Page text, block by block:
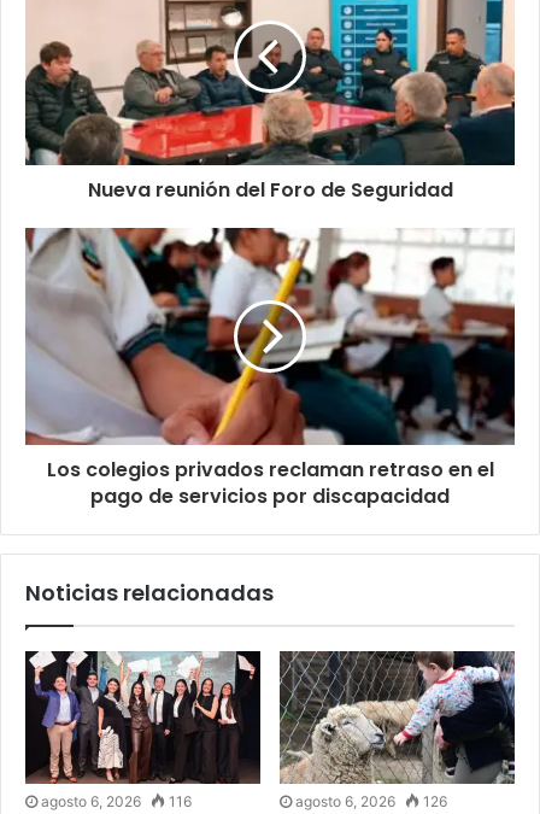
Nueva reunión del Foro de Seguridad
Los colegios privados reclaman retraso en el
pago de servicios por discapacidad
Noticias relacionadas
agosto 6, 2026 116 agosto 6, 2026 126